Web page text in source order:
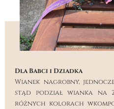
Dla Babci i Dziadka
Wianek nagrobny,
stąd podział wianka na
różnych kolorach